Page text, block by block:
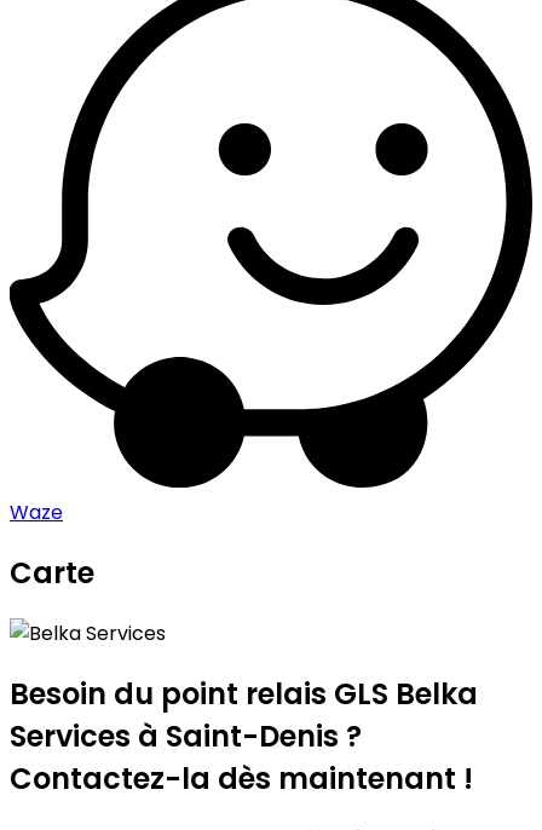
Waze
Carte
+
−
Besoin du point relais GLS Belka
Services à Saint-Denis ?
Contactez-la dès maintenant !